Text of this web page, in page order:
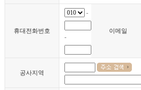
휴대전화번호
-
-
이메일
공사지역